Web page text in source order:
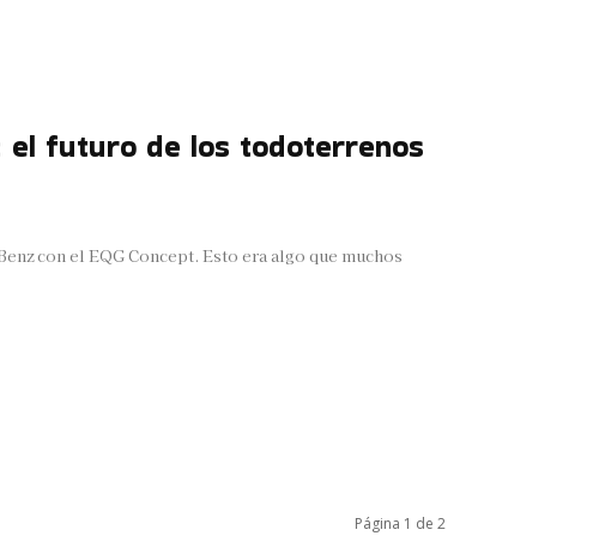
el futuro de los todoterrenos
con el EQG Concept. Esto era algo que muchos
Página 1 de 2